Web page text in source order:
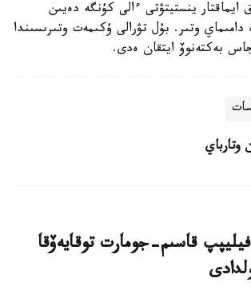
ايماقتار ينستيتۋتى ءالى كۇنگە دەيىن
وتىر. بۇل تۋرالى ۇكىمەت وتىرىسىندا
بەكتەنوۆ ايتقان ەدى.
وتارباي
قاسىم-جومارت توقايەۆقا